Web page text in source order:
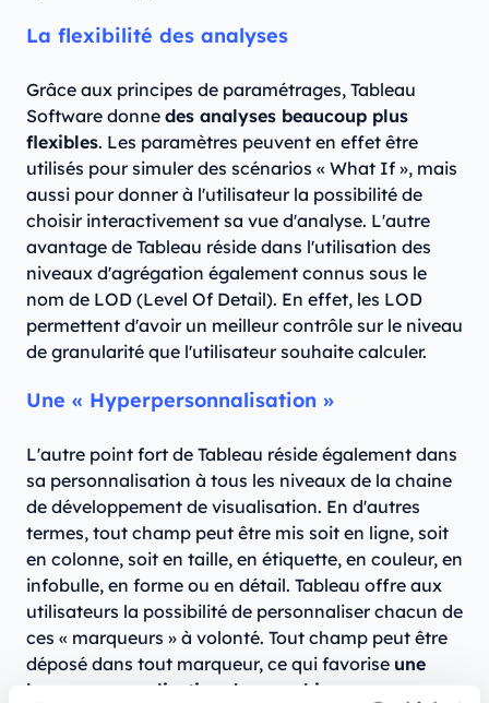
La flexibilité des analyses
Grâce aux principes de paramétrages, Tableau
Software donne des analyses beaucoup plus
flexibles. Les paramètres peuvent en effet être
utilisés pour simuler des scénarios « What If », mais
aussi pour donner à l'utilisateur la possibilité de
choisir interactivement sa vue d'analyse. L'autre
avantage de Tableau réside dans l'utilisation des
niveaux d'agrégation également connus sous le
nom de LOD (Level Of Detail). En effet, les LOD
permettent d'avoir un meilleur contrôle sur le niveau
de granularité que l'utilisateur souhaite calculer.
Une « Hyperpersonnalisation »
L'autre point fort de Tableau réside également dans
sa personnalisation à tous les niveaux de la chaine
de développement de visualisation. En d'autres
termes, tout champ peut être mis soit en ligne, soit
en colonne, soit en taille, en étiquette, en couleur, en
infobulle, en forme ou en détail. Tableau offre aux
utilisateurs la possibilité de personnaliser chacun de
ces « marqueurs » à volonté. Tout champ peut être
déposé dans tout marqueur, ce qui favorise une
hyperpersonnalisation des graphiques